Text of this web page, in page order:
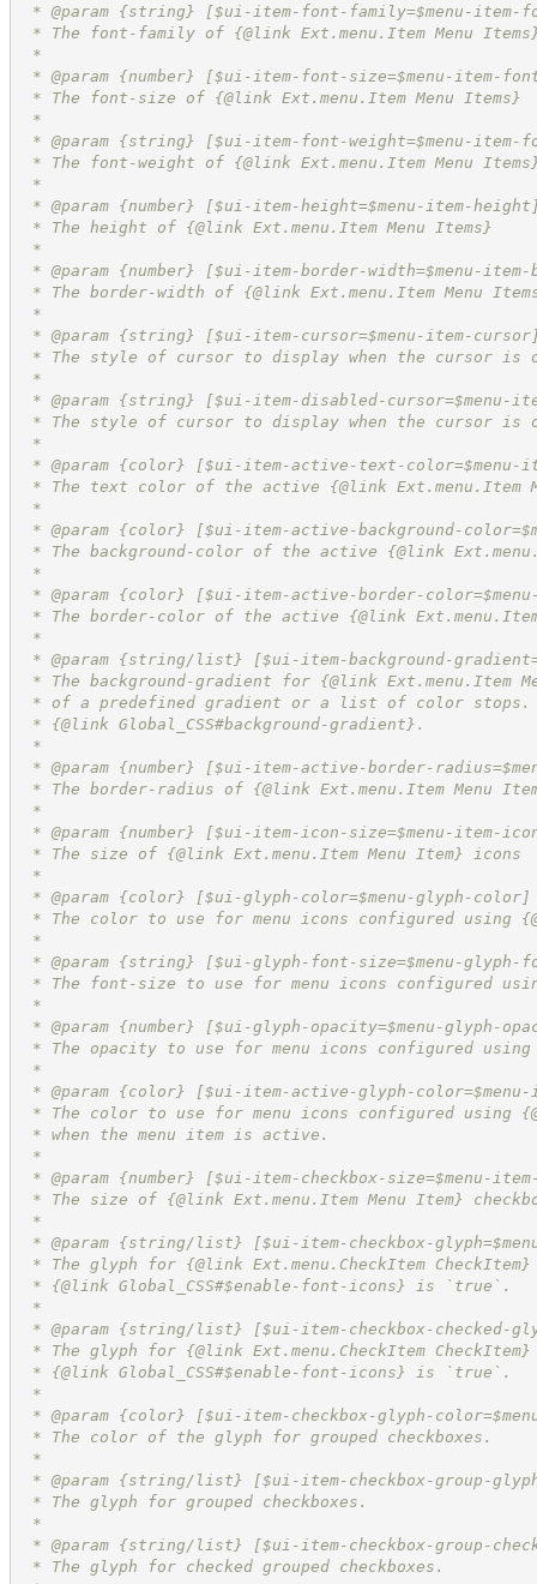
* @param {string} [$ui-item-font-family=$menu-
* The font-family of {@link Ext.menu.Item Menu
*
* @param {number} [$ui-item-font-size=$menu-item-
* The font-size of {@link Ext.menu.Item Menu Items}
*
* @param {string} [$ui-item-font-weight=$menu-item-
* The font-weight of {@link Ext.menu.Item Menu
*
* @param {number} [$ui-item-height=$menu-item-
* The height of {@link Ext.menu.Item Menu Items}
*
* @param {number} [$ui-item-border-width=$menu-
* The border-width of {@link Ext.menu.Item Menu
*
* @param {string} [$ui-item-cursor=$menu-item-
* The style of cursor to display when the cursor is
*
* @param {string} [$ui-item-disabled-cursor=$menu-
* The style of cursor to display when the cursor is
*
* @param {color} [$ui-item-active-text-
* The text color of the active {@link Ext.menu.Item
*
* @param {color} [$ui-item-active-background-
* The background-color of the active {@link
*
* @param {color} [$ui-item-active-border-
* The border-color of the active {@link Ext.menu.Item
*
* @param {string/list} [$ui-item-background-
* The background-gradient for {@link Ext.menu.Item
* of a predefined gradient or a list of color stops.
* {@link Global_CSS#background-gradient}.
*
* @param {number} [$ui-item-active-border-
* The border-radius of {@link Ext.menu.Item Menu
*
* @param {number} [$ui-item-icon-size=$menu-item-
* The size of {@link Ext.menu.Item Menu Item} icons
*
* @param {color} [$ui-glyph-color=$menu-glyph-color]
* The color to use for menu icons configured using
*
* @param {string} [$ui-glyph-font-size=$menu-
* The font-size to use for menu icons configured
*
* @param {number} [$ui-glyph-opacity=$menu-glyph-
* The opacity to use for menu icons configured
*
* @param {color} [$ui-item-active-glyph-
* The color to use for menu icons configured using
* when the menu item is active.
*
* @param {number} [$ui-item-checkbox-size=$menu-
* The size of {@link Ext.menu.Item Menu Item}
*
* @param {string/list} [$ui-item-checkbox-
* The glyph for {@link Ext.menu.CheckItem CheckItem}
* {@link Global_CSS#$enable-font-icons} is `true`.
*
* @param {string/list} [$ui-item-checkbox-checked-
* The glyph for {@link Ext.menu.CheckItem
* {@link Global_CSS#$enable-font-icons} is `true`.
*
* @param {color} [$ui-item-checkbox-glyph-
* The color of the glyph for grouped checkboxes.
*
* @param {string/list} [$ui-item-checkbox-group-
* The glyph for grouped checkboxes.
*
* @param {string/list} [$ui-item-checkbox-group-
* The glyph for checked grouped checkboxes.